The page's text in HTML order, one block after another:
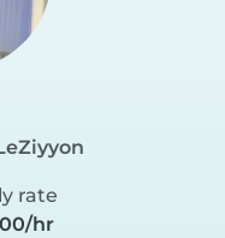
rate
hr